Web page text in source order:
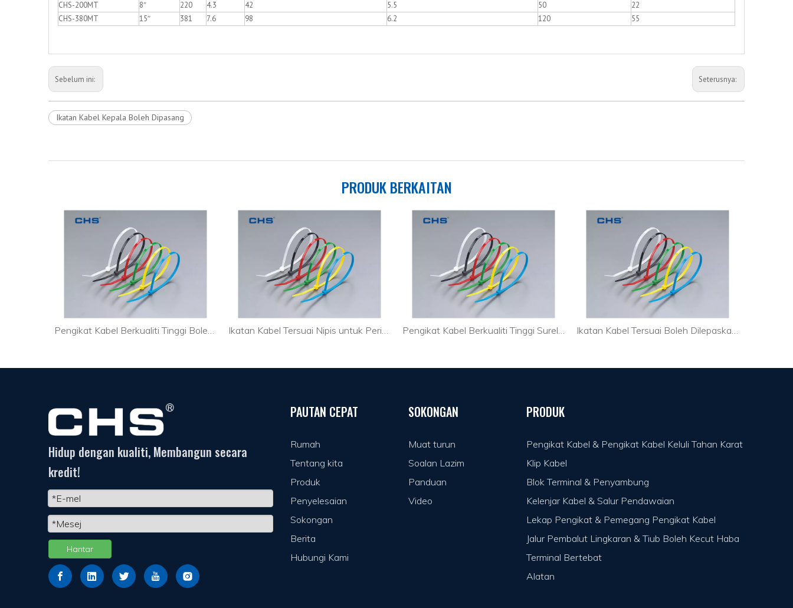
CHS-200MT
8″ 220 4.3 42 5.5 50
22
CHS-380MT
15″ 381 7.6 98 6.2 120 55
Sebelum ini: Seterusnya:
Ikatan Kabel Kepala Boleh Dipasang
PRODUK BERKAITAN
Pengikat Kabel Berkualiti Tinggi Boleh Digunakan Semula untuk Kabel Pc Ikatan Kabel Tersuai Nipis untuk Perindustrian Pengikat Kabel Berkualiti Tinggi Surelock untuk Perindustrian Ikatan Kabel Tersuai Boleh Dilepaskan untuk Lampu Rentetan
Hidup dengan kualiti, Membangun secara
kredit!
Hantar
PAUTAN CEPAT
Rumah
Tentang kita
Produk
Penyelesaian
Sokongan
Berita
Hubungi Kami
SOKONGAN
Muat turun
Soalan Lazim
Panduan
Video
PRODUK
Pengikat Kabel & Pengikat Kabel Keluli Tahan Karat
Klip Kabel
Blok Terminal & Penyambung
Kelenjar Kabel & Salur Pendawaian
Lekap Pengikat & Pemegang Pengikat Kabel
Jalur Pembalut Lingkaran & Tiub Boleh Kecut Haba
Terminal Bertebat
Alatan